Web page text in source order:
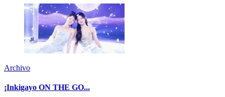
Archivo
¡Inkigayo ON THE GO...